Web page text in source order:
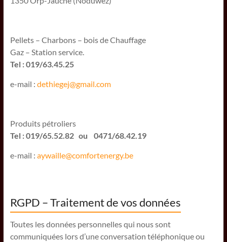
Pellets – Charbons – bois de Chauffage
Gaz – Station service.
Tel : 019/63.45.25
e-mail : dethiegej@gmail.com
Produits pétroliers
Tel : 019/65.52.82 ou 0471/68.42.19
e-mail : aywaille@comfortenergy.be
RGPD – Traitement de vos données
Toutes les données personnelles qui nous sont
communiquées lors d’une conversation téléphonique ou